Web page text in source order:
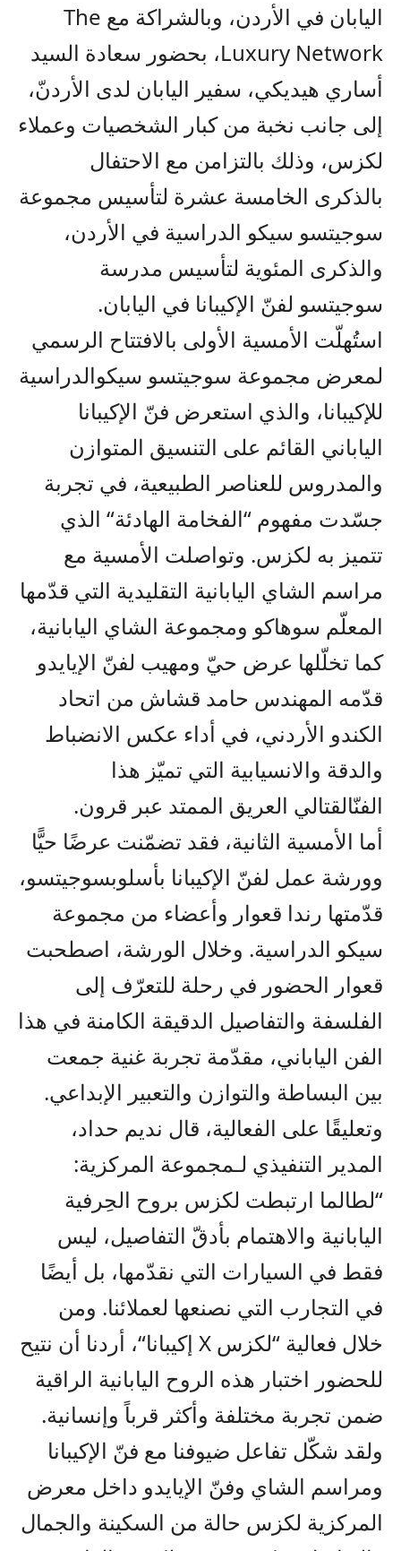
اليابان في الأردن، وبالشراكة مع The
Luxury Network، بحضور سعادة السيد
أساري هيديكي، سفير اليابان لدى الأردن،
إلى جانب نخبة من كبار الشخصيات وعملاء
لكزس، وذلك بالتزامن مع الاحتفال
بالذكرى الخامسة عشرة لتأسيس مجموعة
سوجيتسو سيكو الدراسية في الأردن،
والذكرى المئوية لتأسيس مدرسة
سوجيتسو لفن الإكيبانا في اليابان.
استُهلت الأمسية الأولى بالافتتاح الرسمي
لمعرض مجموعة سوجيتسو سيكوالدراسية
للإكيبانا، والذي استعرض فن الإكيبانا
الياباني القائم على التنسيق المتوازن
والمدروس للعناصر الطبيعية، في تجربة
جسّدت مفهوم “الفخامة الهادئة“ الذي
تتميز به لكزس. وتواصلت الأمسية مع
مراسم الشاي اليابانية التقليدية التي قدّمها
المعلّم سوهاكو ومجموعة الشاي اليابانية،
كما تخلّلها عرض حي ومهيب لفن الإيايدو
قدّمه المهندس حامد قشاش من اتحاد
الكندو الأردني، في أداء عكس الانضباط
والدقة والانسيابية التي تميّز هذا
الفنالقتالي العريق الممتد عبر قرون.
أما الأمسية الثانية، فقد تضمّنت عرضًا حيًا
وورشة عمل لفنّ الإكيبانا بأسلوبسوجيتسو،
قدّمتها رندا قعوار وأعضاء من مجموعة
سيكو الدراسية. وخلال الورشة، اصطحبت
قعوار الحضور في رحلة للتعرّف إلى
الفلسفة والتفاصيل الدقيقة الكامنة في هذا
الفن الياباني، مقدّمة تجربة غنية جمعت
بين البساطة والتوازن والتعبير الإبداعي.
وتعليقًا على الفعالية، قال نديم حداد،
المدير التنفيذي لـمجموعة المركزية:
“لطالما ارتبطت لكزس بروح الحِرفية
اليابانية والاهتمام بأدق التفاصيل، ليس
فقط في السيارات التي نقدّمها، بل أيضًا
في التجارب التي نصنعها لعملائنا. ومن
خلال فعالية “لكزس X إكيبانا“، أردنا أن نتيح
للحضور اختبار هذه الروح اليابانية الراقية
ضمن تجربة مختلفة وأكثر قرباً وإنسانية.
ولقد شكّل تفاعل ضيوفنا مع فن الإكيبانا
ومراسم الشاي وفن الإيايدو داخل معرض
المركزية لكزس حالة من السكينة والجمال